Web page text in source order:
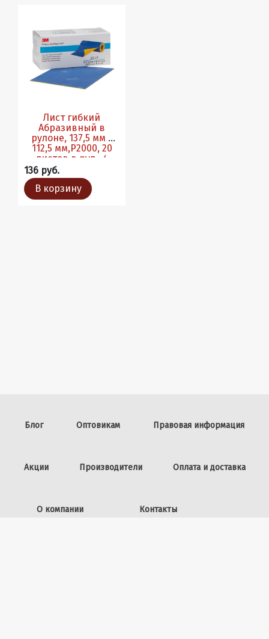
Лист гибкий
Абразивный в
рулоне, 137,5 мм х
112,5 мм,P2000, 20
листов в рул., 4
рул./кор.
136 руб.
В корзину
Блог Оптовикам Правовая информация
Акции Производители Оплата и доставка
О компании Контакты